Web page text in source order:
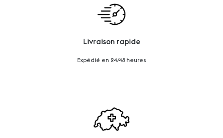
Livraison rapide
Expédié en 24/48 heures